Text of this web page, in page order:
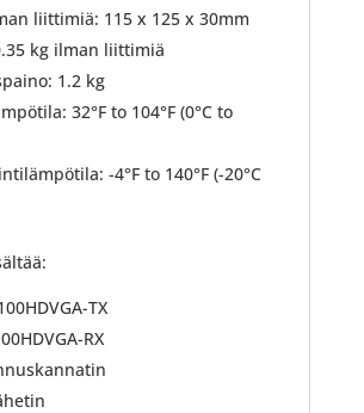
liittimiä: 115 x 125 x 30mm
kg ilman liittimiä
1.2 kg
32°F to 104°F (0°C to
-4°F to 140°F (-20°C
TX
RX